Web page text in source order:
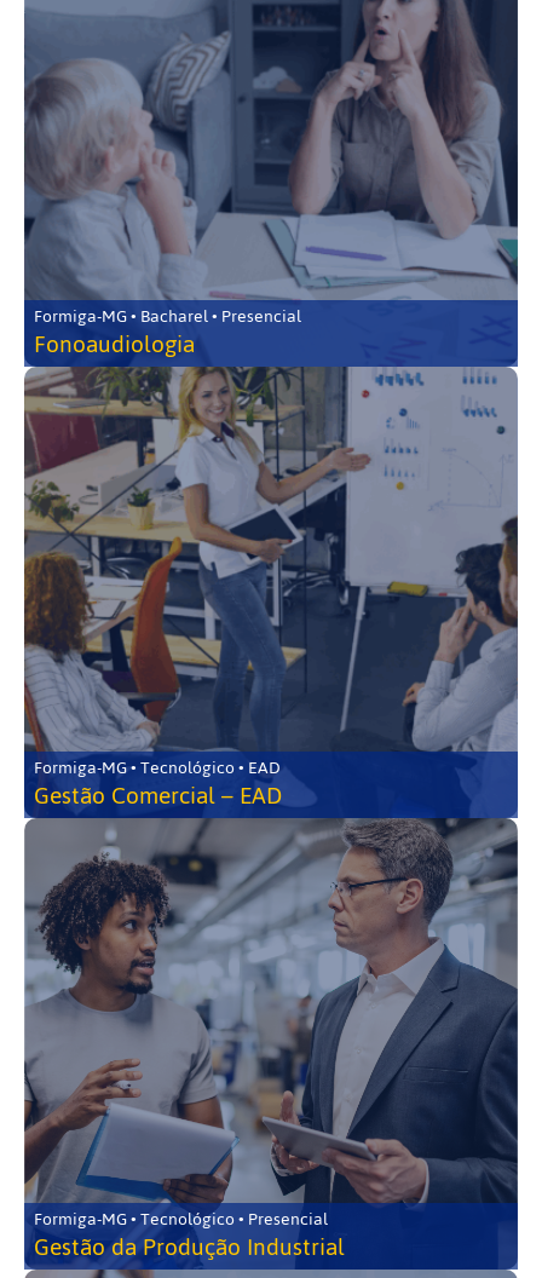
Formiga-MG • Bacharel • Presencial
Fonoaudiologia
Formiga-MG • Tecnológico • EAD
Gestão Comercial – EAD
Formiga-MG • Tecnológico • Presencial
Gestão da Produção Industrial